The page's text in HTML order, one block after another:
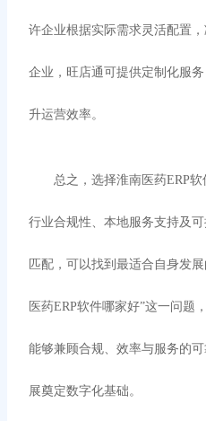
许企业根据实际需求灵活配置
企业，旺店通可提供定制化服
升运营效率。
总之，选择淮南医药ERP
行业合规性、本地服务支持及
匹配，可以找到最适合自身发
医药ERP软件哪家好”这一问题
能够兼顾合规、效率与服务的
展奠定数字化基础。